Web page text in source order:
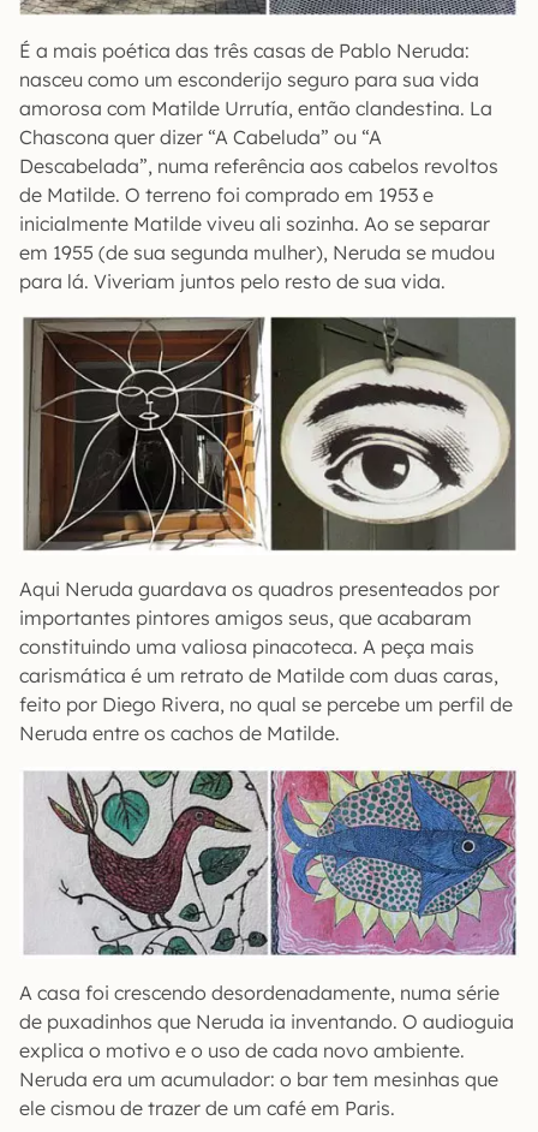
É a mais poética das três casas de Pablo Neruda:
nasceu como um esconderijo seguro para sua vida
amorosa com Matilde Urrutía, então clandestina. La
Chascona quer dizer “A Cabeluda” ou “A
Descabelada”, numa referência aos cabelos revoltos
de Matilde. O terreno foi comprado em 1953 e
inicialmente Matilde viveu ali sozinha. Ao se separar
em 1955 (de sua segunda mulher), Neruda se mudou
para lá. Viveriam juntos pelo resto de sua vida.
Aqui Neruda guardava os quadros presenteados por
importantes pintores amigos seus, que acabaram
constituindo uma valiosa pinacoteca. A peça mais
carismática é um retrato de Matilde com duas caras,
feito por Diego Rivera, no qual se percebe um perfil de
Neruda entre os cachos de Matilde.
A casa foi crescendo desordenadamente, numa série
de puxadinhos que Neruda ia inventando. O audioguia
explica o motivo e o uso de cada novo ambiente.
Neruda era um acumulador: o bar tem mesinhas que
ele cismou de trazer de um café em Paris.